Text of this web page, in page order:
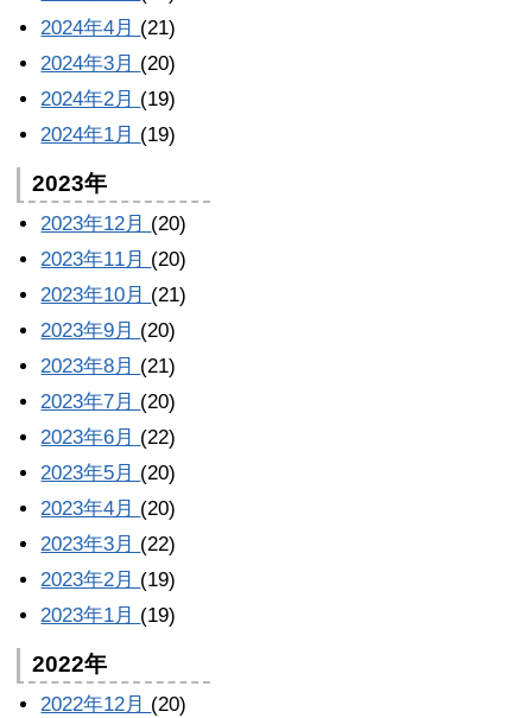
2024年4月 (21)
2024年3月 (20)
2024年2月 (19)
2024年1月 (19)
2023年
2023年12月 (20)
2023年11月 (20)
2023年10月 (21)
2023年9月 (20)
2023年8月 (21)
2023年7月 (20)
2023年6月 (22)
2023年5月 (20)
2023年4月 (20)
2023年3月 (22)
2023年2月 (19)
2023年1月 (19)
2022年
2022年12月 (20)